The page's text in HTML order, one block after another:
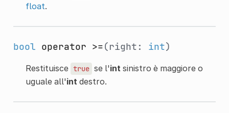
float.
bool operator >=(right: int)
Restituisce true se l'intsinistro è maggiore o
uguale all'intdestro.